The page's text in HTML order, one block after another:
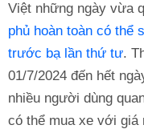
Việt những ngày vừa
phủ hoàn toàn có thể
trước bạ lần thứ tư.
01/7/2024 đến hết
nhiều người dùng
có thể mua xe với giá